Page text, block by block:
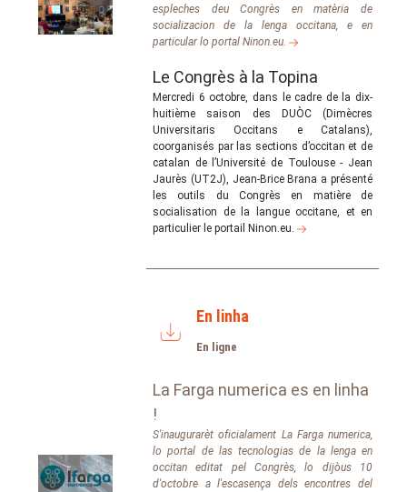
espleches deu Congrès en matèria de
socializacion de la lenga occitana, e en
particular lo portal Ninon.eu.
Le Congrès à la Topina
Mercredi 6 octobre, dans le cadre de la dix-
huitième saison des DUÒC (Dimècres
Universitaris Occitans e Catalans),
coorganisés par las sections d’occitan et de
catalan de l’Université de Toulouse - Jean
Jaurès (UT2J), Jean-Brice Brana a présenté
les outils du Congrès en matière de
socialisation de la langue occitane, et en
particulier le portail Ninon.eu.
En linha
En ligne
La Farga numerica es en linha
!
S'inaugurarèt oficialament La Farga numerica,
lo portal de las tecnologias de la lenga en
occitan editat pel Congrès, lo dijòus 10
d'octobre a l'escasença dels encontres del